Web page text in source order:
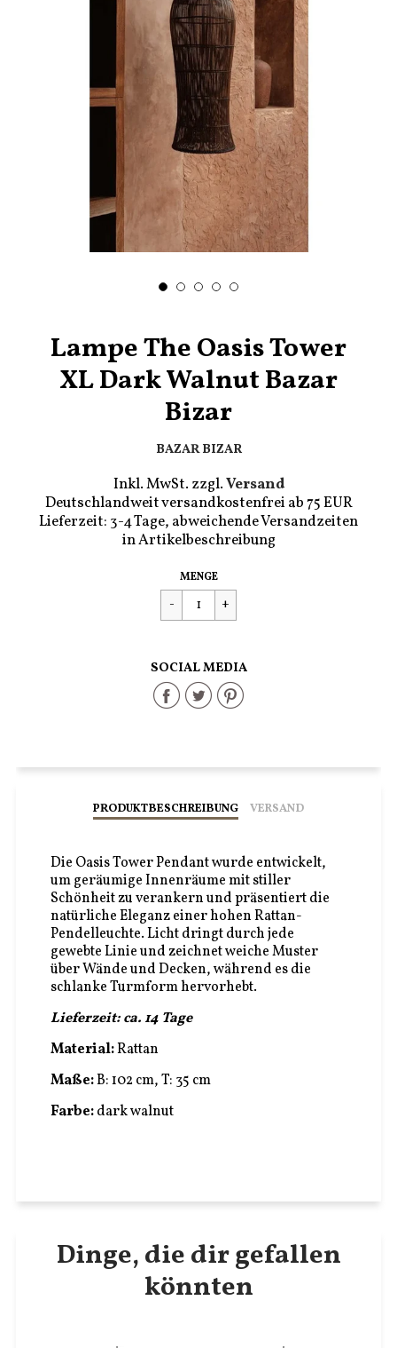
Lampe The Oasis Tower
XL Dark Walnut Bazar
Bizar
BAZAR BIZAR
Inkl. MwSt. zzgl.Versand
Deutschlandweit versandkostenfrei ab 75 EUR
Lieferzeit: 3-4 Tage, abweichende Versandzeiten
in Artikelbeschreibung
Regulärer
Preis
€299,90
MENGE
SOCIAL MEDIA
Share
Facebook
Share
Twitter
Share
Pinterest
PRODUKTBESCHREIBUNG VERSAND
Die Oasis Tower Pendant wurde entwickelt,
um geräumige Innenräume mit stiller
Schönheit zu verankern und präsentiert die
natürliche Eleganz einer hohen Rattan-
Pendelleuchte. Licht dringt durch jede
gewebte Linie und zeichnet weiche Muster
über Wände und Decken, während es die
schlanke Turmform hervorhebt.
Lieferzeit: ca. 14 Tage
Material:Rattan
Maße:B: 102 cm, T: 35 cm
Farbe:dark walnut
Dinge, die dir gefallen
könnten